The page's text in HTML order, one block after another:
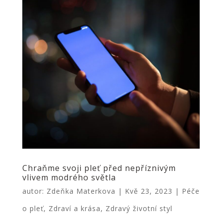
Chraňme svoji pleť před nepříznivým
vlivem modrého světla
autor: Zdeňka Materkova | Kvě 23, 2023 | Péče
o pleť, Zdraví a krása, Zdravý životní styl